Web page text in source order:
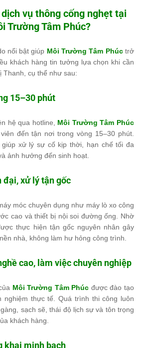
vụ thông cống nghẹt tại
Trường Tâm Phúc?
nổi bật giúp Môi Trường Tâm Phúctrở
khách hàng tin tưởng lựa chọn khi cần
Thanh, cụ thể như sau:
15–30 phút
hệ qua hotline, Môi Trường Tâm Phúc
đến tận nơi trong vòng 15–30 phút.
xử lý sự cố kịp thời, hạn chế tối đa
ảnh hưởng đến sinh hoạt.
xử lý tận gốc
móc chuyên dụng như máy lò xo công
cao và thiết bị nội soi đường ống. Nhờ
thực hiện tận gốc nguyên nhân gây
nhà, không làm hư hỏng công trình.
cao, làm việc chuyên nghiệp
Môi Trường Tâm Phúc được đào tạo
nghiệm thực tế. Quá trình thi công luôn
sạch sẽ, thái độ lịch sự và tôn trọng
khách hàng.
khai minh bạch